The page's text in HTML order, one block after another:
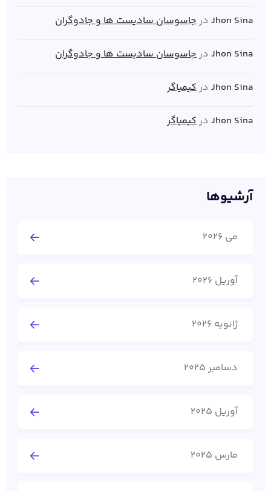
Jhon Sina درجاسوسان سادیست ها و جادوگران
Jhon Sina درجاسوسان سادیست ها و جادوگران
Jhon Sina درکیمیاگر
Jhon Sina درکیمیاگر
آرشیوها
می 2026
آوریل 2026
ژانویه 2026
دسامبر 2025
آوریل 2025
مارس 2025